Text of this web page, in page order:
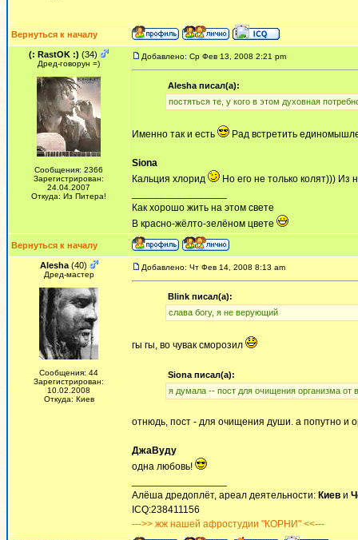
Вернуться к началу
(: RastOK :) (34)
Дред-говорун =)
Сообщения: 2366
Зарегистрирован:
24.04.2007
Откуда: Из Питера!
Добавлено: Ср Фев 13, 2008 2:21 pm
Alesha писал(а):
постяться те, у кого в этом духовная
Именно так и есть Рад встретить
Siona
Кальция хлорид
Но его не только колят))) Из
Как хорошо жить на этом свете
В красно-жёлто-зелёном цвете
Вернуться к началу
Alesha(40)
Дред-мастер
Сообщения: 44
Зарегистрирован:
10.02.2008
Откуда: Киев
Добавлено: Чт Фев 14, 2008 8:13 am
Blink писал(а):
слава богу, я не верующий
гы гы, во чувак сморозил
Siona писал(а):
я думала -- пост для очищения организма от
отнюдь, пост - для очищения души. а попутно и
ДжаВуду
одна любовь!
Алёша дредоплёт, ареал деятельности: Киев и
ICQ:238411156
--->> жж нашей афростудии "КОРНИ" <<---